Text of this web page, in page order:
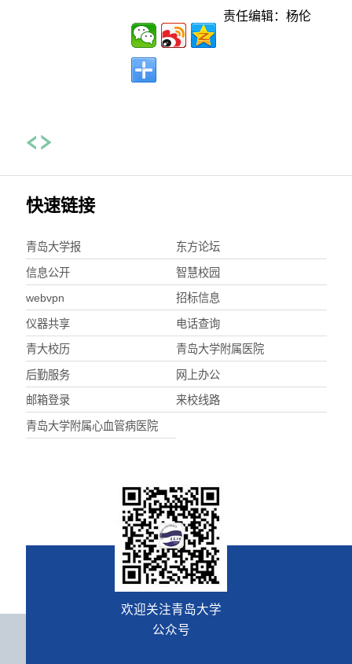
责任编辑：杨伦
快速链接
青岛大学报 东方论坛
信息公开 智慧校园
webvpn 招标信息
仪器共享 电话查询
青大校历 青岛大学附属医院
后勤服务 网上办公
邮箱登录 来校线路
青岛大学附属心血管病医院
欢迎关注青岛大学
公众号